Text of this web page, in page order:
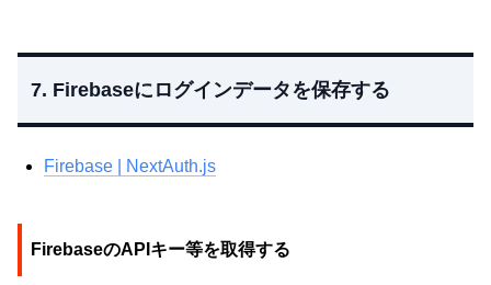
7. Firebaseにログインデータを保存する
Firebase | NextAuth.js
FirebaseのAPIキー等を取得する